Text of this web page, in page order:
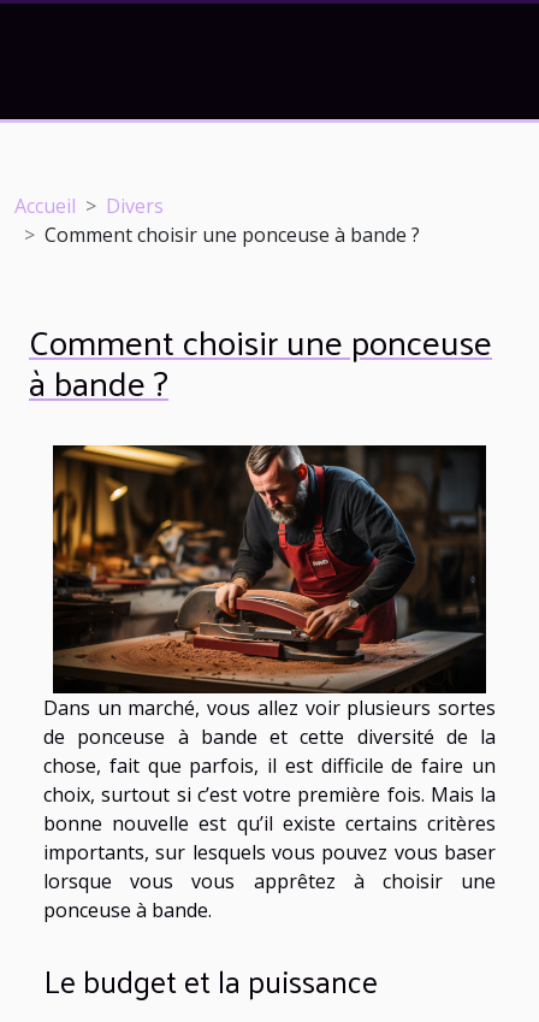
Accueil
Divers
Comment choisir une ponceuse à bande ?
Comment choisir une ponceuse
à bande ?
Dans un marché, vous allez voir plusieurs sortes
de ponceuse à bande et cette diversité de la
chose, fait que parfois, il est difficile de faire un
choix, surtout si c’est votre première fois. Mais la
bonne nouvelle est qu’il existe certains critères
importants, sur lesquels vous pouvez vous baser
lorsque vous vous apprêtez à choisir une
ponceuse à bande.
Le budget et la puissance